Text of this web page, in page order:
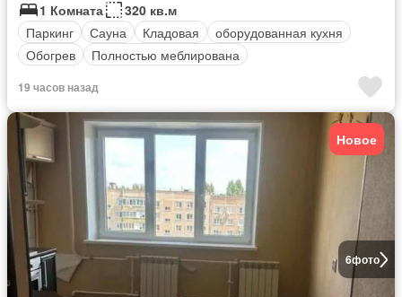
1 Комната
320 кв.м
Паркинг
Сауна Кладовая
оборудованная кухня
Обогрев
Полностью меблирована
19 часов назад
6фото
Новое